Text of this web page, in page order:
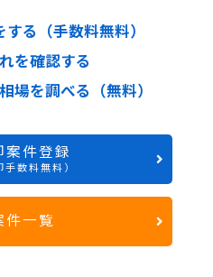
る（手数料無料）
を確認する
場を調べる（無料）
案件登録
手数料無料）
件一覧